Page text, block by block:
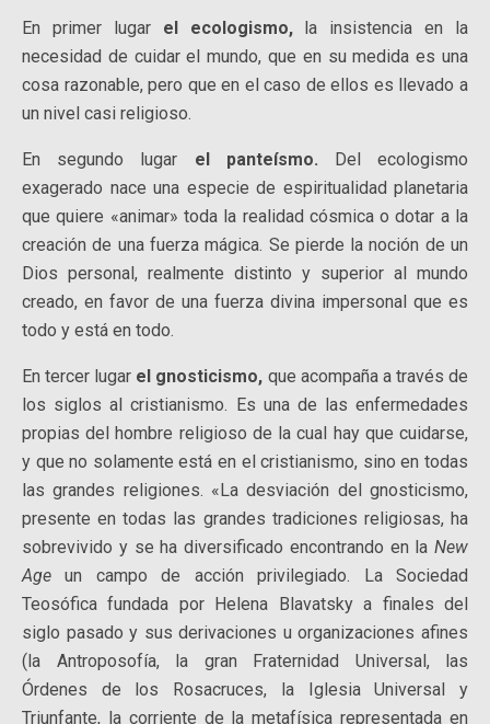
En primer lugar el ecologismo,la insistencia en la
necesidad de cuidar el mundo, que en su medida es una
cosa razonable, pero que en el caso de ellos es llevado a
un nivel casi religioso.
En segundo lugar el panteísmo. Del ecologismo
exagerado nace una especie de espiritualidad planetaria
que quiere «animar» toda la realidad cósmica o dotar a la
creación de una fuerza mágica. Se pierde la noción de un
Dios personal, realmente distinto y superior al mundo
creado, en favor de una fuerza divina impersonal que es
todo y está en todo.
En tercer lugar el gnosticismo, que acompaña a través de
los siglos al cristianismo. Es una de las enfermedades
propias del hombre religioso de la cual hay que cuidarse,
y que no solamente está en el cristianismo, sino en todas
las grandes religiones. «La desviación del gnosticismo,
presente en todas las grandes tradiciones religiosas, ha
sobrevivido y se ha diversificado encontrando en la New
Ageun campo de acción privilegiado. La Sociedad
Teosófica fundada por Helena Blavatsky a finales del
siglo pasado y sus derivaciones u organizaciones afines
(la Antroposofía, la gran Fraternidad Universal, las
Órdenes de los Rosacruces, la Iglesia Universal y
Triunfante, la corriente de la metafísica representada en